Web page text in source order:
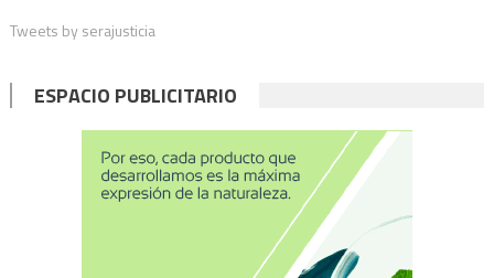
Tweets by serajusticia
ESPACIO PUBLICITARIO